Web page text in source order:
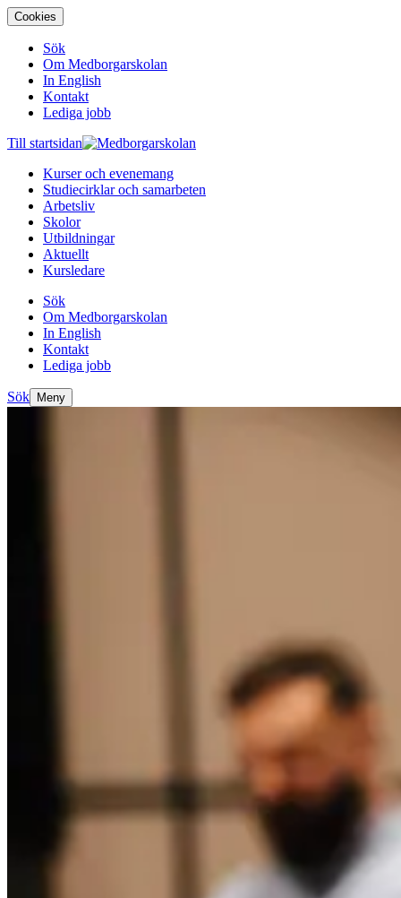
Cookies
Sök
Om Medborgarskolan
In English
Kontakt
Lediga jobb
Till startsidan
Kurser och evenemang
Studiecirklar och samarbeten
Arbetsliv
Skolor
Utbildningar
Aktuellt
Kursledare
Sök
Om Medborgarskolan
In English
Kontakt
Lediga jobb
Sök Meny